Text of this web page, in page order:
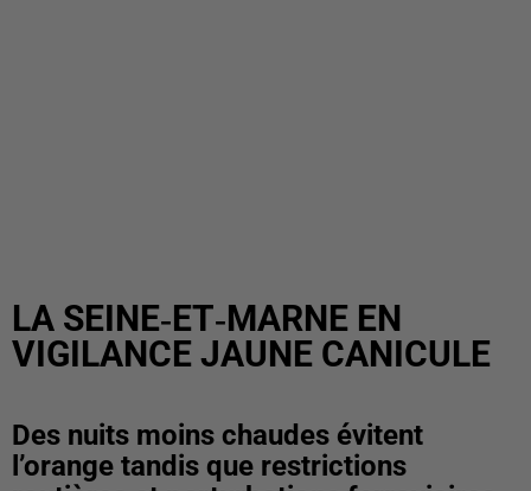
LA SEINE‑ET‑MARNE EN
VIGILANCE JAUNE CANICULE
Des nuits moins chaudes évitent
l’orange tandis que restrictions